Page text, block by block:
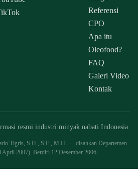
Referensi
CPO
Apa itu
Oleofood?
FAQ
Galeri Video
Kontak
resmi industri minyak nabati Indonesia.
Tigris, S.H., S.E., M.H. — disahkan Departemen
2007). Berdiri 12 Desember 2006.